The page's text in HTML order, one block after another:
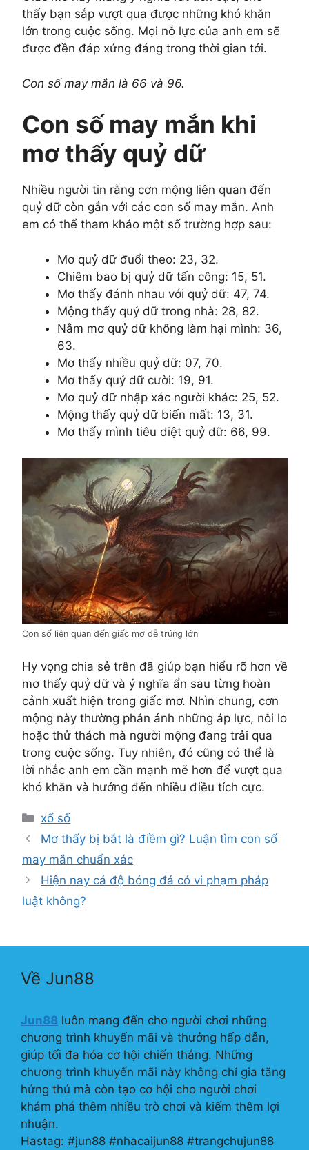
thấy bạn sắp vượt qua được những khó khăn
lớn trong cuộc sống. Mọi nỗ lực của anh em sẽ
được đền đáp xứng đáng trong thời gian tới.
Con số may mắn là 66 và 96.
Con số may mắn khi
mơ thấy quỷ dữ
Nhiều người tin rằng cơn mộng liên quan đến
quỷ dữ còn gắn với các con số may mắn. Anh
em có thể tham khảo một số trường hợp sau:
Mơ quỷ dữ đuổi theo: 23, 32.
Chiêm bao bị quỷ dữ tấn công: 15, 51.
Mơ thấy đánh nhau với quỷ dữ: 47, 74.
Mộng thấy quỷ dữ trong nhà: 28, 82.
Nằm mơ quỷ dữ không làm hại mình: 36,
63.
Mơ thấy nhiều quỷ dữ: 07, 70.
Mơ thấy quỷ dữ cười: 19, 91.
Mơ quỷ dữ nhập xác người khác: 25, 52.
Mộng thấy quỷ dữ biến mất: 13, 31.
Mơ thấy mình tiêu diệt quỷ dữ: 66, 99.
Con số liên quan đến giấc mơ dễ trúng lớn
Hy vọng chia sẻ trên đã giúp bạn hiểu rõ hơn về
mơ thấy quỷ dữ và ý nghĩa ẩn sau từng hoàn
cảnh xuất hiện trong giấc mơ. Nhìn chung, cơn
mộng này thường phản ánh những áp lực, nỗi lo
hoặc thử thách mà người mộng đang trải qua
trong cuộc sống. Tuy nhiên, đó cũng có thể là
lời nhắc anh em cần mạnh mẽ hơn để vượt qua
khó khăn và hướng đến nhiều điều tích cực.
Danh
mục
xổ số
Mơ thấy bị bắt là điềm gì? Luận tìm con số
may mắn chuẩn xác
Hiện nay cá độ bóng đá có vi phạm pháp
luật không?
Về Jun88
Jun88 luôn mang đến cho người chơi những
chương trình khuyến mãi và thưởng hấp dẫn,
giúp tối đa hóa cơ hội chiến thắng. Những
chương trình khuyến mãi này không chỉ gia tăng
hứng thú mà còn tạo cơ hội cho người chơi
khám phá thêm nhiều trò chơi và kiếm thêm lợi
nhuận.
Hastag: #jun88 #nhacaijun88 #trangchujun88